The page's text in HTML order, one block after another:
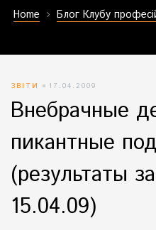
Home Блог Клубу
ЗВІТИ 17.04.2009
Внебрачные
пикантные
(результаты
15.04.09)